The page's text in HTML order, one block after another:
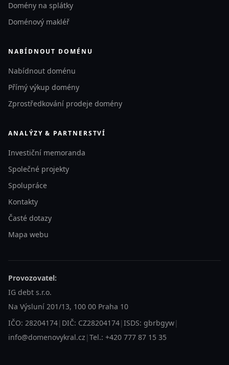
Domény na splátky
Doménový makléř
NABÍDNOUT DOMÉNU
Nabídnout doménu
Přímý výkup domény
Zprostředkování prodeje domény
ANALÝZY & PARTNERSTVÍ
Investiční memoranda
Společné projekty
Spolupráce
Kontakty
Časté dotazy
Mapa webu
Provozovatel:
IG debt s.r.o.
Na Výsluní 201/13, 100 00 Praha 10
IČO: 28204174| DIČ: CZ28204174| ISDS: gbrbgyw|
info@domenovykral.cz | Tel.: +420 777 87 15 35